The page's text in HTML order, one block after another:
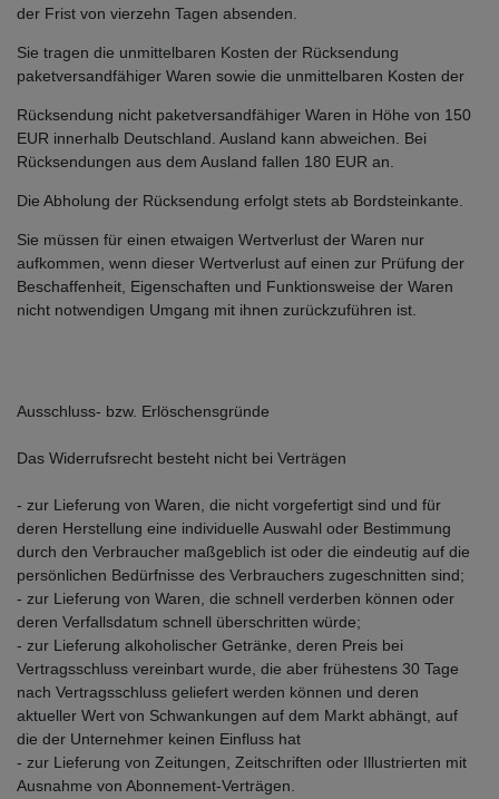
der Frist von vierzehn Tagen absenden.
Sie tragen die unmittelbaren Kosten der Rücksendung
paketversandfähiger Waren sowie die unmittelbaren Kosten der
Rücksendung nicht paketversandfähiger Waren in Höhe von 150
EUR innerhalb Deutschland. Ausland kann abweichen. Bei
Rücksendungen aus dem Ausland fallen 180 EUR an.
Die Abholung der Rücksendung erfolgt stets ab Bordsteinkante.
Sie müssen für einen etwaigen Wertverlust der Waren nur
aufkommen, wenn dieser Wertverlust auf einen zur Prüfung der
Beschaffenheit, Eigenschaften und Funktionsweise der Waren
nicht notwendigen Umgang mit ihnen zurückzuführen ist.
Ausschluss- bzw. Erlöschensgründe
Das Widerrufsrecht besteht nicht bei Verträgen
- zur Lieferung von Waren, die nicht vorgefertigt sind und für
deren Herstellung eine individuelle Auswahl oder Bestimmung
durch den Verbraucher maßgeblich ist oder die eindeutig auf die
persönlichen Bedürfnisse des Verbrauchers zugeschnitten sind;
- zur Lieferung von Waren, die schnell verderben können oder
deren Verfallsdatum schnell überschritten würde;
- zur Lieferung alkoholischer Getränke, deren Preis bei
Vertragsschluss vereinbart wurde, die aber frühestens 30 Tage
nach Vertragsschluss geliefert werden können und deren
aktueller Wert von Schwankungen auf dem Markt abhängt, auf
die der Unternehmer keinen Einfluss hat
- zur Lieferung von Zeitungen, Zeitschriften oder Illustrierten mit
Ausnahme von Abonnement-Verträgen.